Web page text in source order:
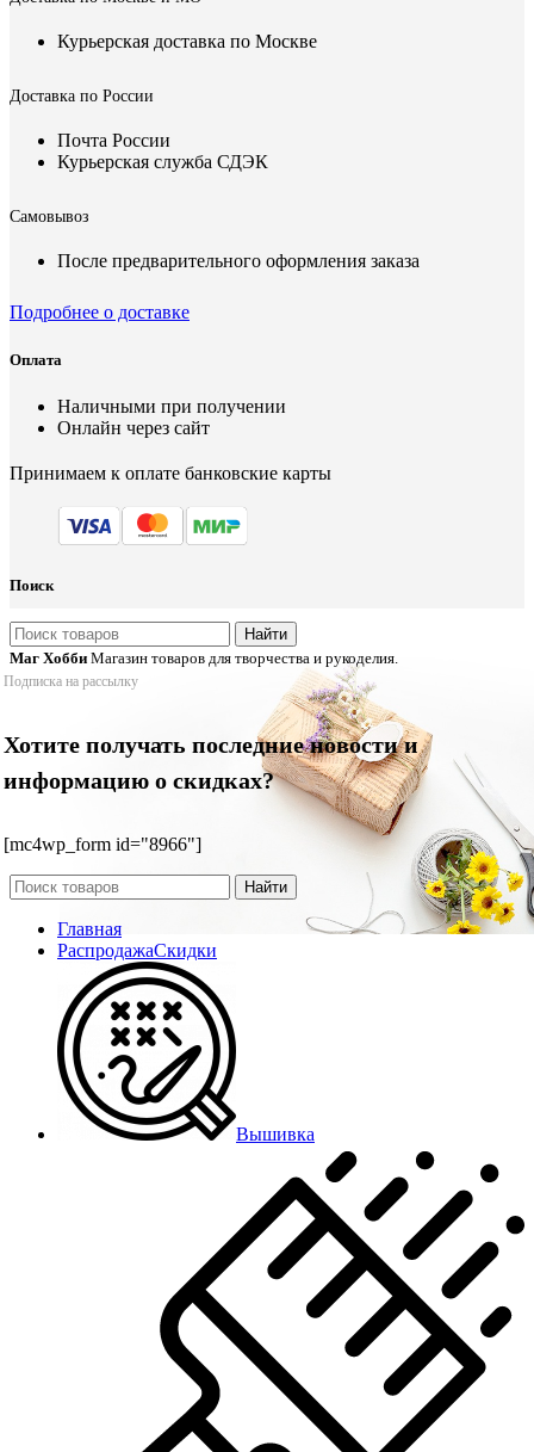
Курьерская доставка по Москве
Доставка по России
Почта России
Курьерская служба СДЭК
Самовывоз
После предварительного оформления заказа
Подробнее о доставке
Оплата
Наличными при получении
Онлайн через сайт
Принимаем к оплате банковские карты
Поиск
Найти
Маг Хобби Магазин товаров для творчества и рукоделия.
Подписка на рассылку
Хотите получать последние новости и
информацию о скидках?
[mc4wp_form id="8966"]
Найти
Главная
РаспродажаСкидки
Вышивка